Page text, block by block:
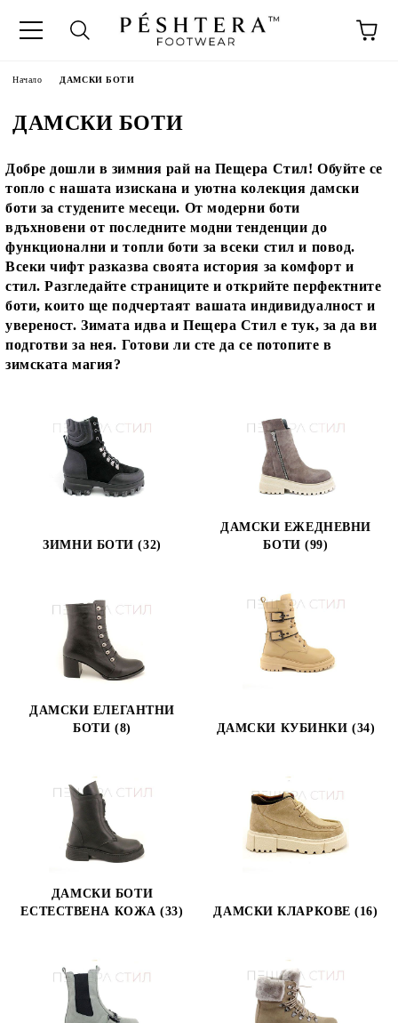
Начало ДАМСКИ БОТИ
ДАМСКИ БОТИ
Добре дошли в зимния рай на Пещера Стил! Обуйте се
топло с нашата изискана и уютна колекция дамски
боти за студените месеци. От модерни боти
вдъхновени от последните модни тенденции до
функционални и топли боти за всеки стил и повод.
Всеки чифт разказва своята история за комфорт и
стил. Разгледайте страниците и открийте перфектните
боти, които ще подчертаят вашата индивидуалност и
увереност. Зимата идва и Пещера Стил е тук, за да ви
подготви за нея. Готови ли сте да се потопите в
зимската магия?
ЗИМНИ БОТИ (32)
ДАМСКИ ЕЖЕДНЕВНИ
БОТИ (99)
ДАМСКИ ЕЛЕГАНТНИ
БОТИ (8)
ДАМСКИ КУБИНКИ (34)
ДАМСКИ БОТИ
ЕСТЕСТВЕНА КОЖА (33)
ДАМСКИ КЛАРКОВЕ (16)